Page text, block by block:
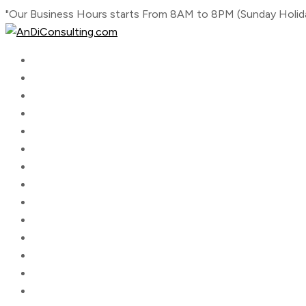
Skip
to
"Our Business Hours starts From 8AM to 8PM (Sunday